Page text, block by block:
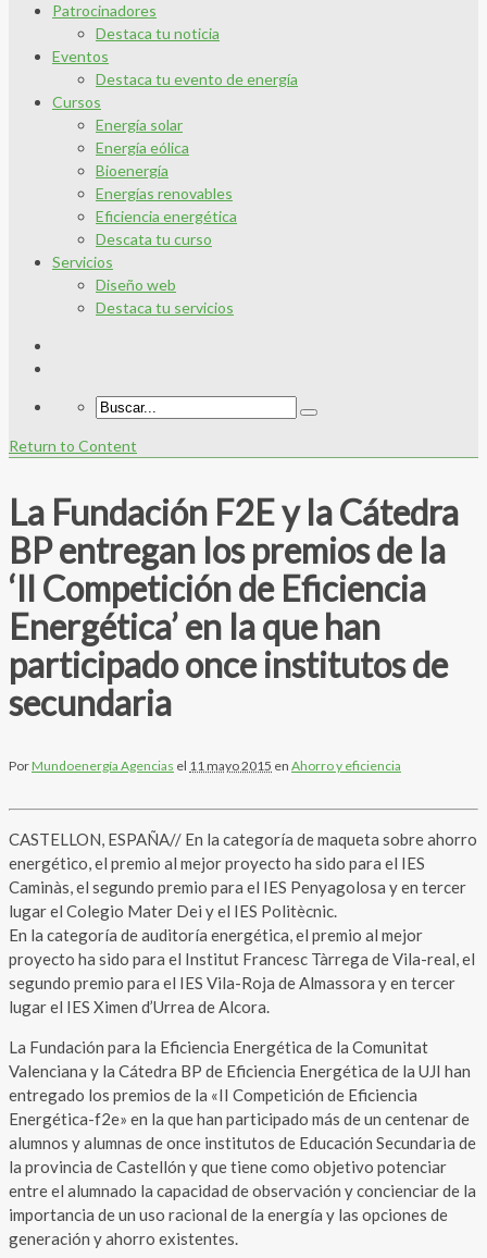
Patrocinadores
Destaca tu noticia
Eventos
Destaca tu evento de energía
Cursos
Energía solar
Energía eólica
Bioenergía
Energías renovables
Eficiencia energética
Descata tu curso
Servicios
Diseño web
Destaca tu servicios
Return to Content
La Fundación F2E y la Cátedra
BP entregan los premios de la
‘II Competición de Eficiencia
Energética’ en la que han
participado once institutos de
secundaria
PorMundoenergía Agencias el 11 mayo 2015 en Ahorro y eficiencia
CASTELLON, ESPAÑA// En la categoría de maqueta sobre ahorro
energético, el premio al mejor proyecto ha sido para el IES
Caminàs, el segundo premio para el IES Penyagolosa y en tercer
lugar el Colegio Mater Dei y el IES Politècnic.
En la categoría de auditoría energética, el premio al mejor
proyecto ha sido para el Institut Francesc Tàrrega de Vila-real, el
segundo premio para el IES Vila-Roja de Almassora y en tercer
lugar el IES Ximen d’Urrea de Alcora.
La Fundación para la Eficiencia Energética de la Comunitat
Valenciana y la Cátedra BP de Eficiencia Energética de la UJI han
entregado los premios de la «II Competición de Eficiencia
Energética-f2e» en la que han participado más de un centenar de
alumnos y alumnas de once institutos de Educación Secundaria de
la provincia de Castellón y que tiene como objetivo potenciar
entre el alumnado la capacidad de observación y concienciar de la
importancia de un uso racional de la energía y las opciones de
generación y ahorro existentes.